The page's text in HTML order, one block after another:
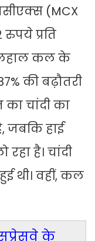
(MCX
रुपये प्रति
कल के
की बढ़ौतरी
चांदी का
जबकि हाई
रहा है। चांदी
थी। वहीं, कल
के